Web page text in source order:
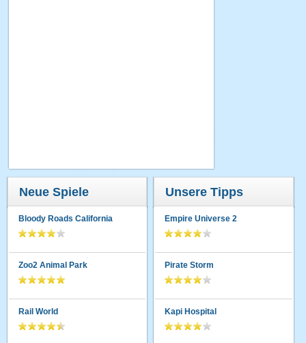
Neue Spiele
Bloody Roads California
Zoo2 Animal Park
Rail World
Unsere Tipps
Empire Universe 2
Pirate Storm
Kapi Hospital